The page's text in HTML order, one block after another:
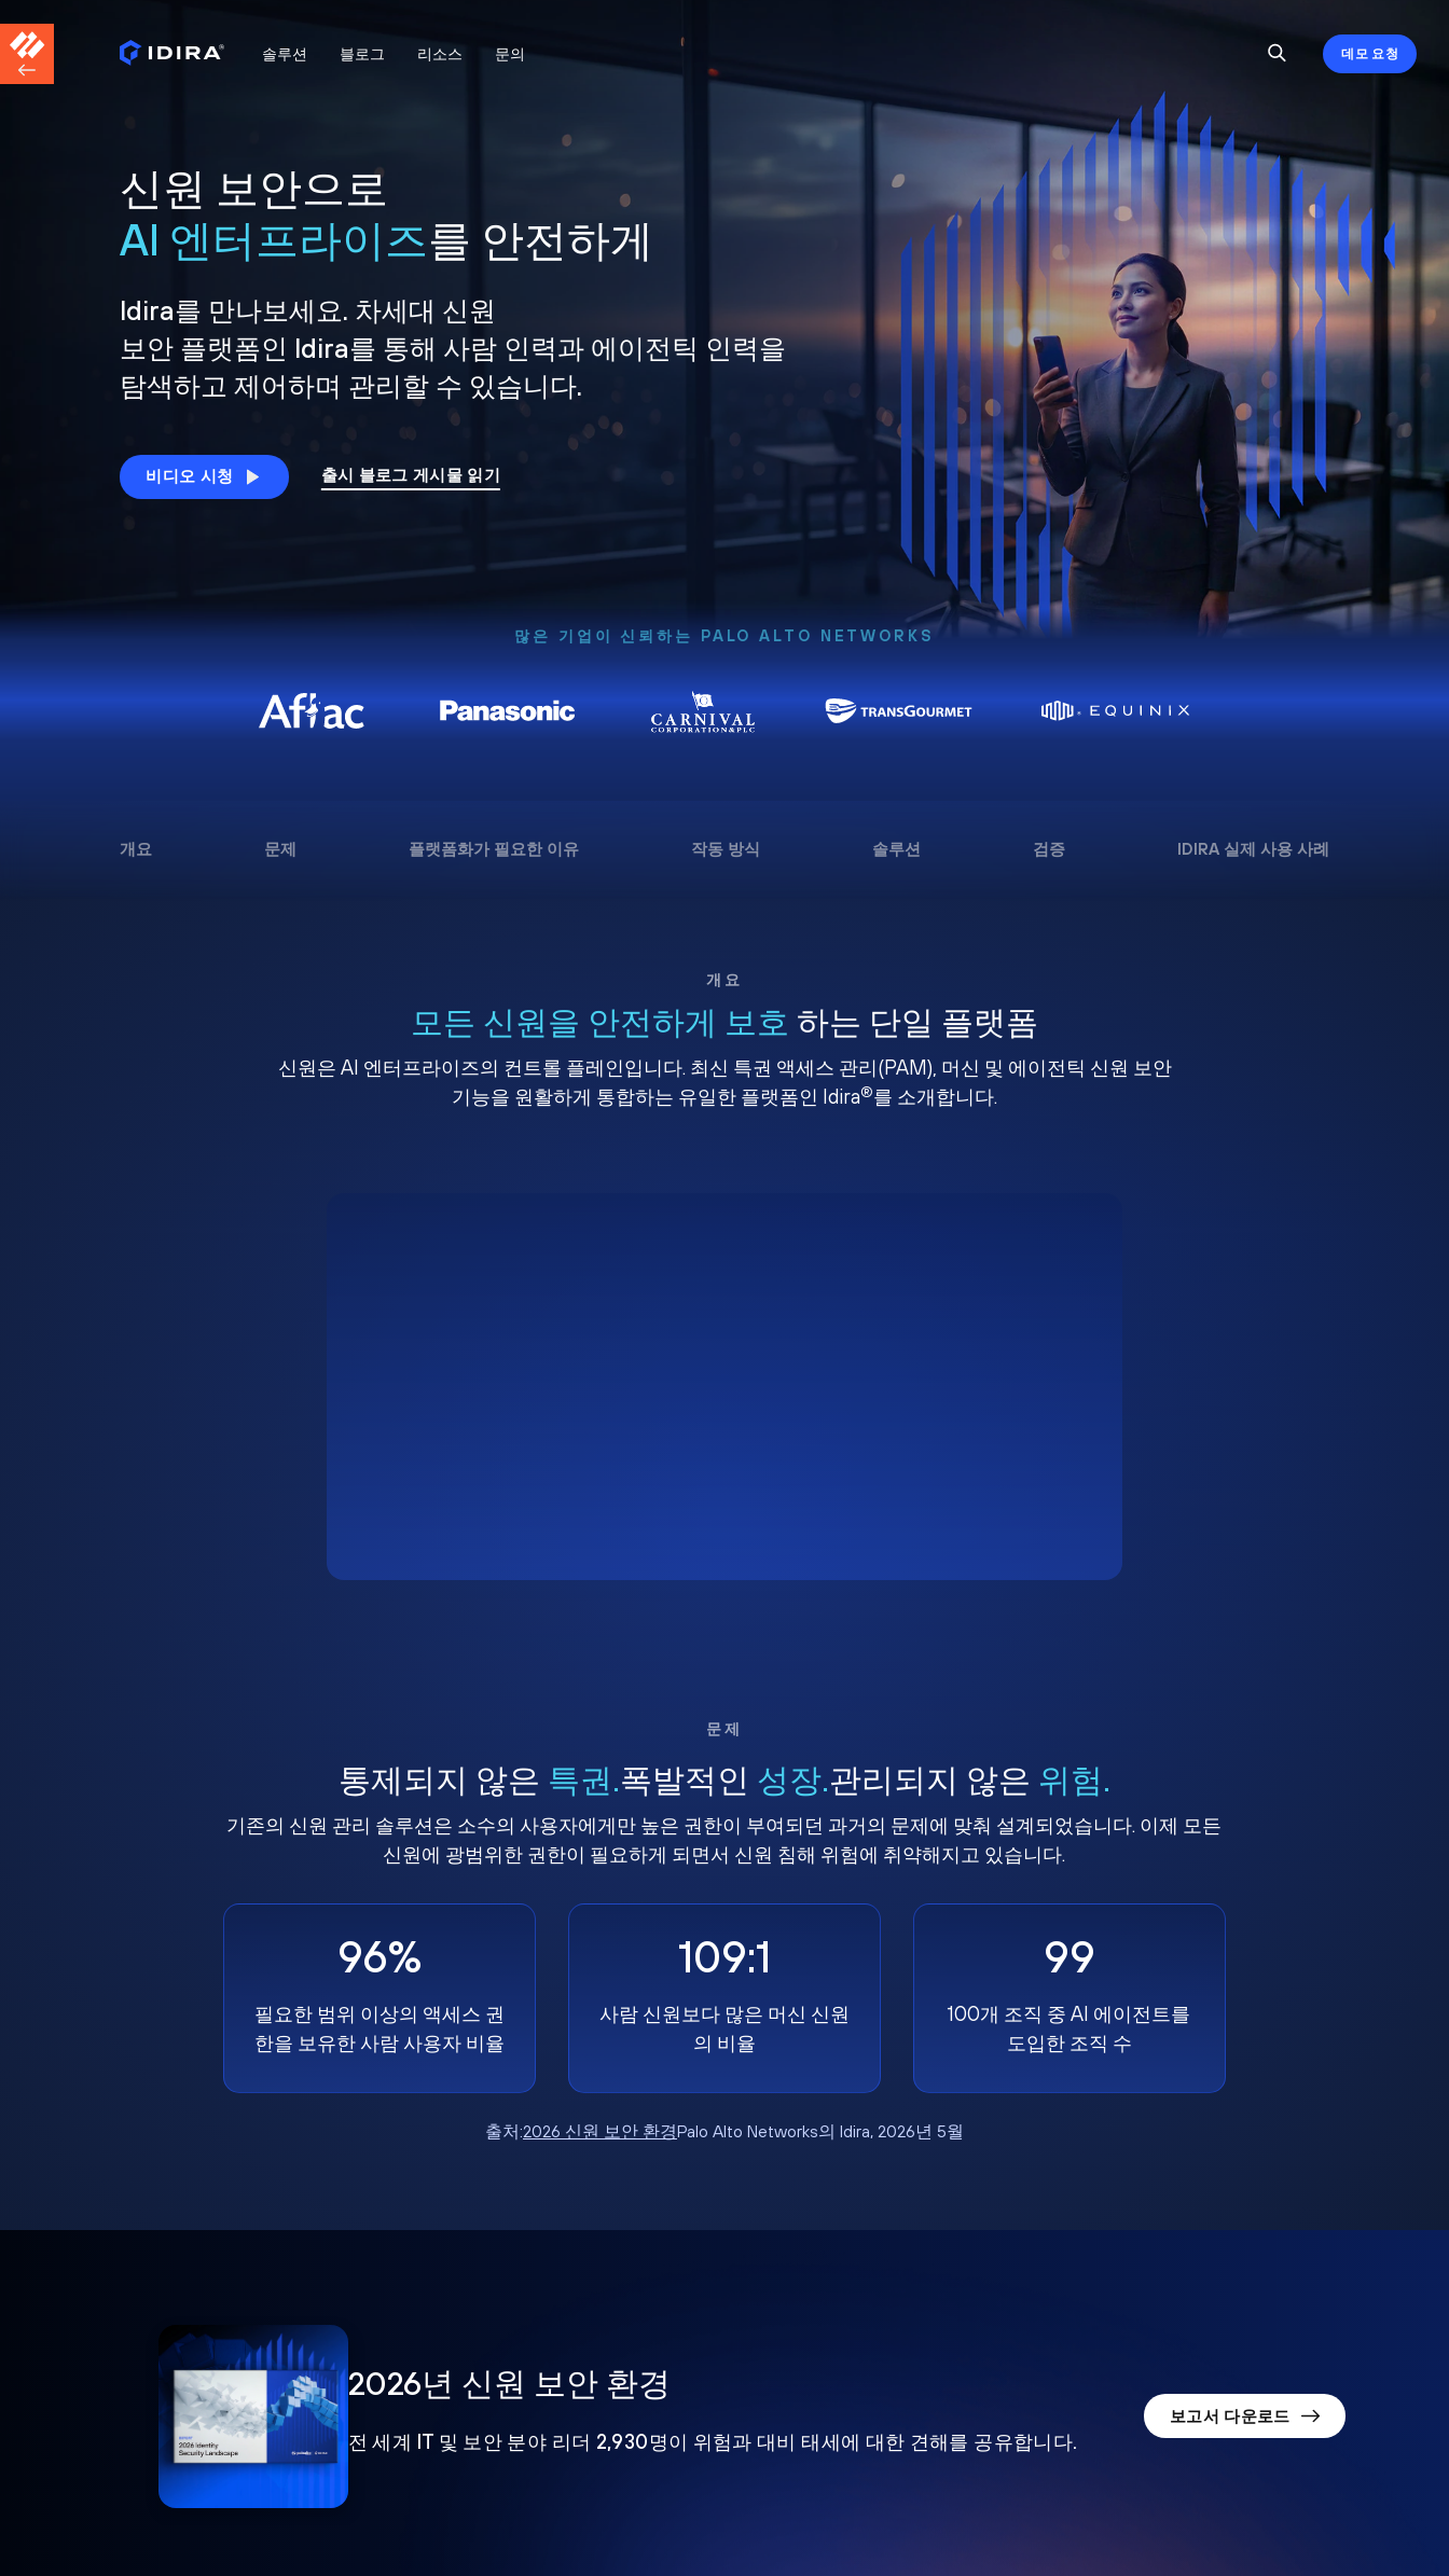
솔루션 블로그 리소스 문의 데모 요청
신원 보안으로
AI 엔터프라이즈를 안전하게
Idira를 만나보세요. 차세대 신원
보안 플랫폼인 Idira를 통해 사람 인력과 에이전틱 인력을
탐색하고 제어하며 관리할 수 있습니다.
비디오 시청 출시 블로그 게시물 읽기
많은 기업이 신뢰하는 PALO ALTO NETWORKS
개요 문제 플랫폼화가 필요한 이유 작동 방식 솔루션 검증 IDIRA 실제 사용 사례
개요
모든 신원을 안전하게 보호 하는 단일 플랫폼
신원은 AI 엔터프라이즈의 컨트롤 플레인입니다. 최신 특권 액세스 관리(PAM), 머신 및 에이전틱 신원 보안
기능을 원활하게 통합하는 유일한 플랫폼인 Idira®를 소개합니다.
문제
통제되지 않은 특권.폭발적인 성장.관리되지 않은 위험.
기존의 신원 관리 솔루션은 소수의 사용자에게만 높은 권한이 부여되던 과거의 문제에 맞춰 설계되었습니다. 이제 모든
신원에 광범위한 권한이 필요하게 되면서 신원 침해 위험에 취약해지고 있습니다.
96%
필요한 범위 이상의 액세스 권
한을 보유한 사람 사용자 비율
109:1
사람 신원보다 많은 머신 신원
의 비율
99
100개 조직 중 AI 에이전트를
도입한 조직 수
출처:2026 신원 보안 환경Palo Alto Networks의 Idira, 2026년 5월
2026년 신원 보안 환경
전 세계 IT 및 보안 분야 리더 2,930명이 위험과 대비 태세에 대한 견해를 공유합니다.
보고서 다운로드